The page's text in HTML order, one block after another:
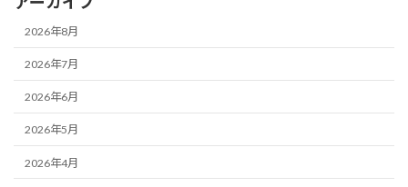
2026年8月
2026年7月
2026年6月
2026年5月
2026年4月